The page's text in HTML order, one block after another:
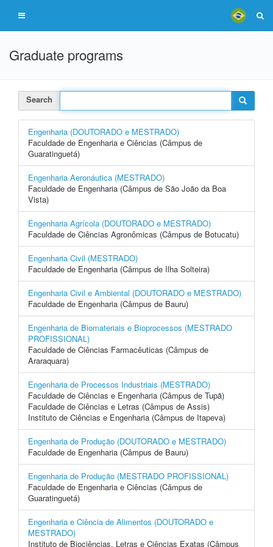
Graduate programs
Search
Engenharia (DOUTORADO e MESTRADO)
Faculdade de Engenharia e Ciências (Câmpus de
Guaratinguetá)
Engenharia Aeronáutica (MESTRADO)
Faculdade de Engenharia (Câmpus de São João da Boa
Vista)
Engenharia Agrícola (DOUTORADO e MESTRADO)
Faculdade de Ciências Agronômicas (Câmpus de Botucatu)
Engenharia Civil (MESTRADO)
Faculdade de Engenharia (Câmpus de Ilha Solteira)
Engenharia Civil e Ambiental (DOUTORADO e MESTRADO)
Faculdade de Engenharia (Câmpus de Bauru)
Engenharia de Biomateriais e Bioprocessos (MESTRADO
PROFISSIONAL)
Faculdade de Ciências Farmacêuticas (Câmpus de
Araraquara)
Engenharia de Processos Industriais (MESTRADO)
Faculdade de Ciências e Engenharia (Câmpus de Tupã)
Faculdade de Ciências e Letras (Câmpus de Assis)
Instituto de Ciências e Engenharia (Câmpus de Itapeva)
Engenharia de Produção (DOUTORADO e MESTRADO)
Faculdade de Engenharia (Câmpus de Bauru)
Engenharia de Produção (MESTRADO PROFISSIONAL)
Faculdade de Engenharia e Ciências (Câmpus de
Guaratinguetá)
Engenharia e Ciência de Alimentos (DOUTORADO e
MESTRADO)
Instituto de Biociências, Letras e Ciências Exatas (Câmpus